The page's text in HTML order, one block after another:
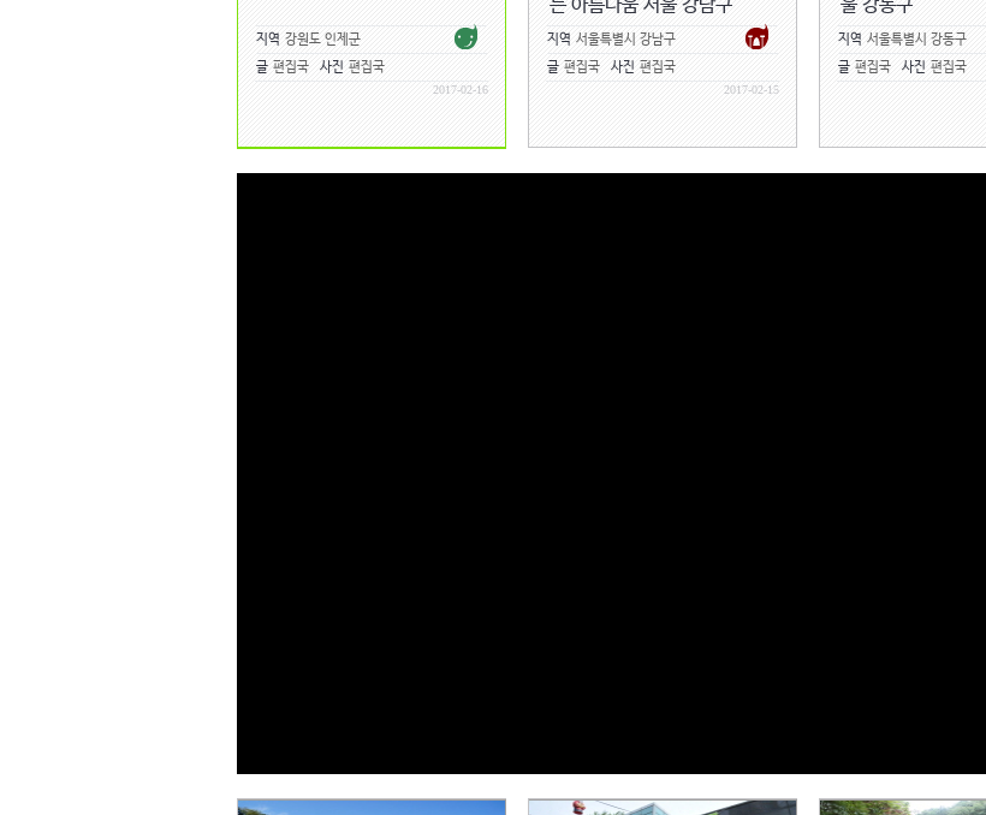
지역 강원도 인제군
글 편집국 사진 편집국
2017-02-16
는 아름다움 서울 강남구
지역 서울특별시 강남구
글 편집국 사진 편집국
2017-02-15
울 강동구
지역 서울특별시 강동구
글 편집국 사진 편집국